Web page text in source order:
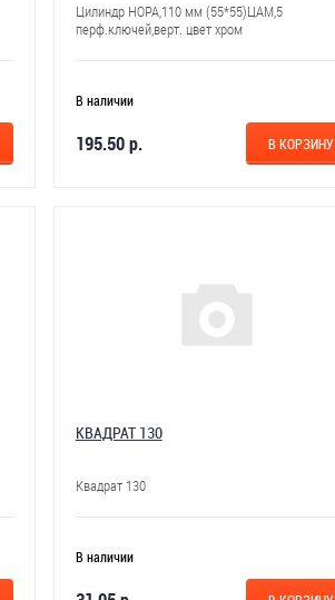
Цилиндр НОРА,110 мм (55*55)ЦАМ,5
перф.ключей,верт. цвет хром
В наличии
195.50 р. В КОРЗИНУ
КВАДРАТ 130
Квадрат 130
В наличии